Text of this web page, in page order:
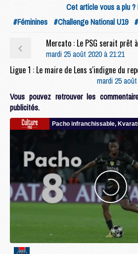
Cet article vous a plu
#Féminines #Challenge National U19
Mercato : Le PSG serait prêt
mardi 25 août 2020 à 21:21
mardi 25
Vous pouvez retrouver les
publicités.